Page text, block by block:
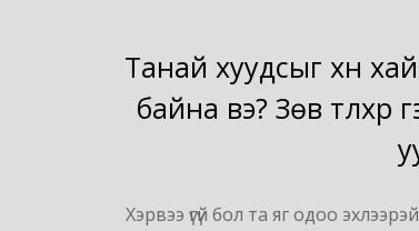
Танай хуудсыг хүн
байна вэ? Зөв
Хэрвээ үгүй бол та яг одоо